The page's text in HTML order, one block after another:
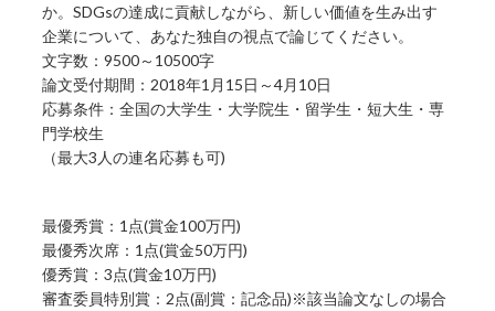
か。SDGsの達成に貢献しながら、新しい価値を生み出す
企業について、あなた独自の視点で論じてください。
文字数：9500～10500字
論文受付期間：2018年1月15日～4月10日
応募条件：全国の大学生・大学院生・留学生・短大生・専
門学校生
（最大3人の連名応募も可)
最優秀賞：1点(賞金100万円)
最優秀次席：1点(賞金50万円)
優秀賞：3点(賞金10万円)
審査委員特別賞：2点(副賞：記念品)※該当論文なしの場合